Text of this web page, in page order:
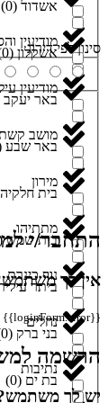
מודיעין
מודיעין
מושב קשת
מירון
מתתיהו
נוף כינרת
נחלים
נתיבות
אשדוד (
0
)
אשקלון (
0
באר יעקב
באר שבע
בית חלקיה
בית שמש
ביתר
בני ברק (
0
בת ים (
0
)
סינון לפי דירוג
התחבר/י
אין לך
{{loginForm.error}}
הרשמה
יש לך